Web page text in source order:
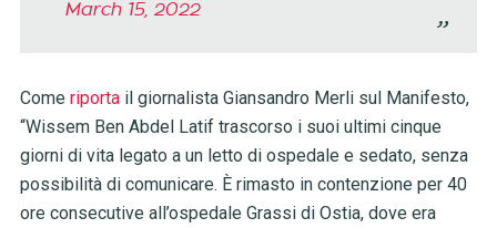
March 15, 2022
Come riportail giornalista Giansandro Merli sul Manifesto,
“Wissem Ben Abdel Latif trascorso i suoi ultimi cinque
giorni di vita legato a un letto di ospedale e sedato, senza
possibilità di comunicare. È rimasto in contenzione per 40
ore consecutive all’ospedale Grassi di Ostia, dove era